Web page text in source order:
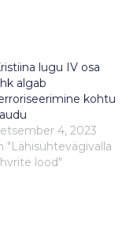
lugu IV osa
algab
kohtu
4, 2023
"Lähisuhtevägivalla
lood"